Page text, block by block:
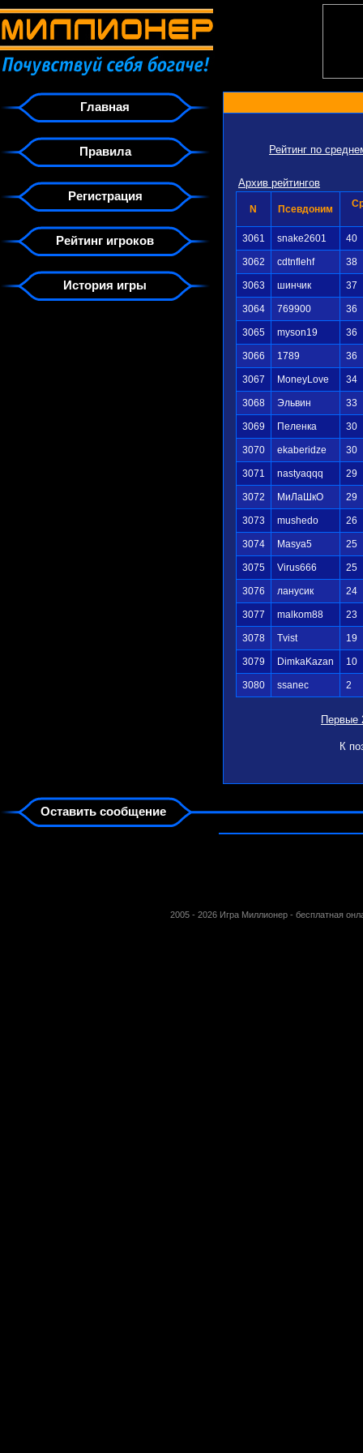
Главная
Правила
Регистрация
Рейтинг игроков
История игры
Рейтинг по
Архив рейтингов
N Псевдоним
3061 snake2601 40
3062 cdtnflehf 38
3063 шинчик 37
3064 769900 36
3065 myson19 36
3066 1789 36
3067 MoneyLove 34
3068 Эльвин 33
3069 Пеленка 30
3070 ekaberidze 30
3071 nastyaqqq 29
3072 МиЛаШкО 29
3073 mushedo 26
3074 Masya5 25
3075 Virus666 25
3076 ланусик 24
3077 malkom88 23
3078 Tvist 19
3079 DimkaKazan 10
3080 ssanec 2
Первые
К
Оставить сообщение
2005 - 2026 Игра Миллионер - бесплатная